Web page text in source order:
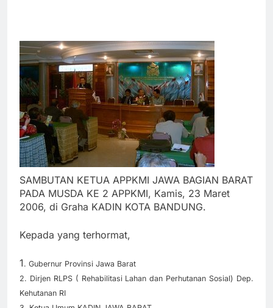
SAMBUTAN KETUA APPKMI JAWA BAGIAN BARAT
PADA MUSDA KE 2 APPKMI, Kamis, 23 Maret
2006, di Graha KADIN KOTA BANDUNG.
Kepada yang terhormat,
1 . Gubernur Provinsi Jawa Barat
2. Dirjen RLPS ( Rehabilitasi Lahan dan Perhutanan Sosial) Dep.
Kehutanan RI